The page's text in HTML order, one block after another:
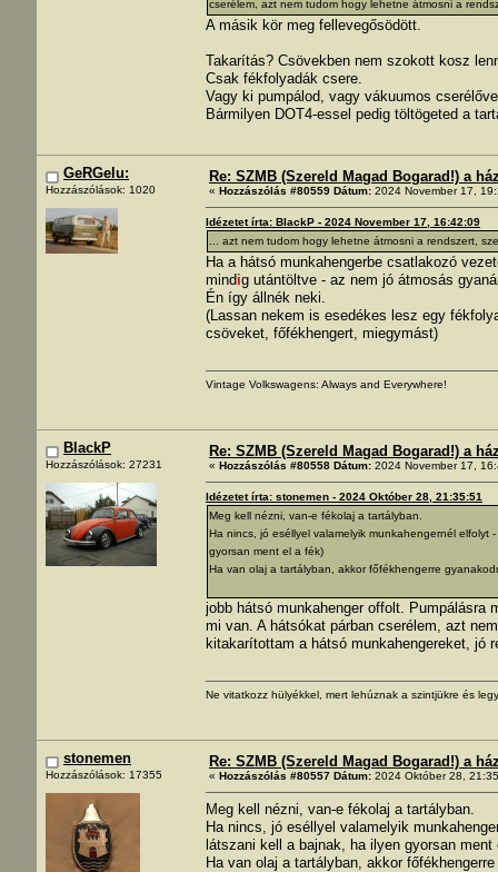
cserélem, azt nem tudom hogy lehetne átmosni a
A másik kör meg fellevegősödött.
Takarítás? Csövekben nem szokott kosz
Csak fékfolyadák csere.
Vagy ki pumpálod, vagy vákuumos
Bármilyen DOT4-essel pedig töltögeted a
GeRGelu:
Hozzászólások: 1020
Re: SZMB (Szereld Magad Bogarad!) a
« Hozzászólás #80559 Dátum: 2024 November 17,
Idézetet írta: BlackP - 2024 November 17, 16:42:09
... azt nem tudom hogy lehetne átmosni a rendszert,
Ha a hátsó munkahengerbe csatlakozó
mindig utántöltve - az nem jó átmosás
Én így állnék neki.
(Lassan nekem is esedékes lesz egy
csöveket, főfékhengert, miegymást)
Vintage Volkswagens: Always and Everywhere!
BlackP
Hozzászólások: 27231
Re: SZMB (Szereld Magad Bogarad!) a
« Hozzászólás #80558 Dátum: 2024 November 17,
Idézetet írta: stonemen - 2024 Október 28, 21:35:51
Meg kell nézni, van-e fékolaj a tartályban.
Ha nincs, jó eséllyel valamelyik munkahengernél
gyorsan ment el a fék)
Ha van olaj a tartályban, akkor főfékhengerre
jobb hátsó munkahenger offolt.
mi van. A hátsókat párban cserélem, azt
kitakarítottam a hátsó munkahengereket, jó
Ne vitatkozz hülyékkel, mert lehúznak a szintjükre és
stonemen
Hozzászólások: 17355
Re: SZMB (Szereld Magad Bogarad!) a
« Hozzászólás #80557 Dátum: 2024 Október 28,
Meg kell nézni, van-e fékolaj a tartályban.
Ha nincs, jó eséllyel valamelyik
látszani kell a bajnak, ha ilyen gyorsan ment
Ha van olaj a tartályban, akkor